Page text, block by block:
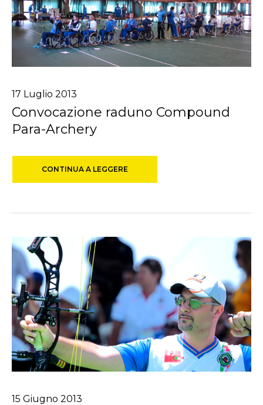
17 Luglio 2013
Convocazione raduno Compound
Para-Archery
CONTINUA A LEGGERE
15 Giugno 2013